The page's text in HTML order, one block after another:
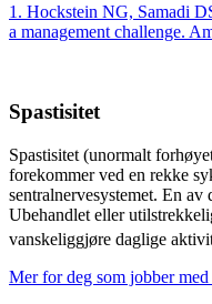
1. Hockstein NG, Samadi
a management challenge.
Spastisitet
Spastisitet (unormalt
forekommer ved en rekke
sentralnervesystemet. En av
Ubehandlet eller
vanskeliggjøre daglige
Mer for deg som jobber med